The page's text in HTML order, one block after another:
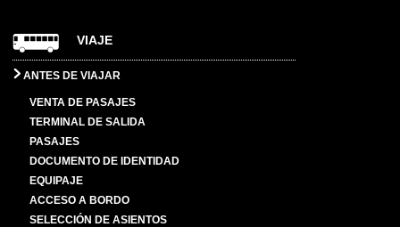
VIAJE
ANTES DE VIAJAR
VENTA DE PASAJES
TERMINAL DE SALIDA
PASAJES
DOCUMENTO DE IDENTIDAD
EQUIPAJE
ACCESO A BORDO
SELECCIÓN DE ASIENTOS